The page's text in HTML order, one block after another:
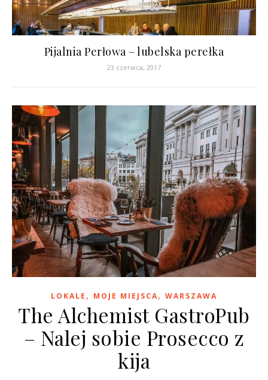
Pijalnia Perłowa – lubelska perełka
23 czerwca, 2017
LOKALE , MOJE MIEJSCA, WARSZAWA
The Alchemist GastroPub
– Nalej sobie Prosecco z
kija